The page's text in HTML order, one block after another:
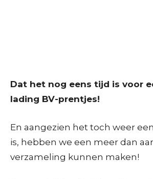
Dat het nog eens tijd is voor
lading BV-prentjes!
En aangezien het toch weer
is, hebben we een meer dan
verzameling kunnen maken!